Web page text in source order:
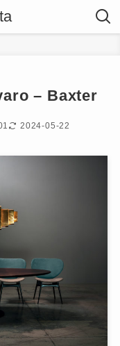
– Baxter
2024-05-22